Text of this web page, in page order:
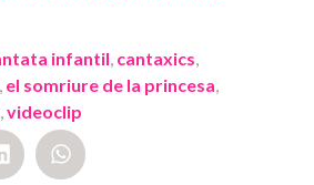
infantil cantaxics
el somriure de la princesa
videoclip